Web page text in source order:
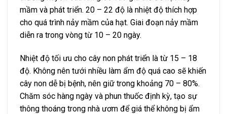
mầm và phát triển. 20 – 22 độ là nhiệt độ thích hợp
cho quá trình nảy mầm của hạt. Giai đoạn nảy mầm
diễn ra trong vòng từ 10 – 20 ngày.
Nhiệt độ tối ưu cho cây non phát triển là từ 15 – 18
độ. Không nên tưới nhiều làm ẩm độ quá cao sẽ khiến
cây non dễ bị bệnh, nên giữ trong khoảng 70 – 80%.
Chăm sóc hàng ngày và phun thuốc định kỳ, tạo sự
thông thoáng trong nhà ươm để giá thể không bị ẩm